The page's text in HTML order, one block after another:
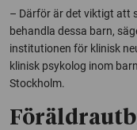
– Därför är det viktigt att
behandla dessa barn,
institutionen för klinisk
klinisk psykolog inom
Stockholm.